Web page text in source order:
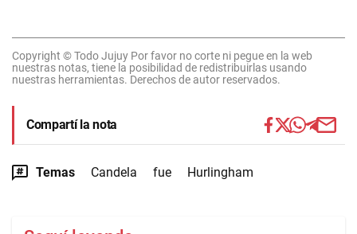
Copyright © Todo Jujuy Por favor no corte ni pegue en la web
nuestras notas, tiene la posibilidad de redistribuirlas usando
nuestras herramientas. Derechos de autor reservados.
Compartí la nota
Temas Candela fue Hurlingham